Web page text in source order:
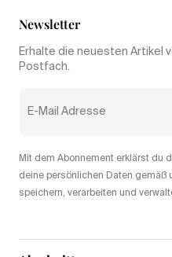
Newsletter
Erhalte die neuesten Artikel
Postfach.
Mit dem Abonnement erklärst du
deine persönlichen Daten gemäß
speichern, verarbeiten und